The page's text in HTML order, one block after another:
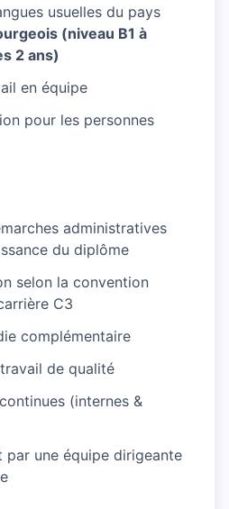
usuelles du pays
(niveau B1 à
2 ans)
en équipe
pour les personnes
administratives
du diplôme
selon la convention
C3
complémentaire
de qualité
(internes &
par une équipe dirigeante